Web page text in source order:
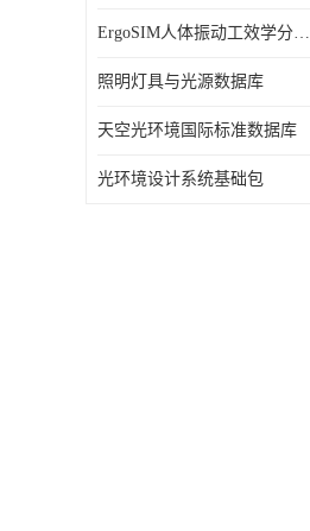
ErgoSIM人体振动工效学分析系统
照明灯具与光源数据库
天空光环境国际标准数据库
光环境设计系统基础包